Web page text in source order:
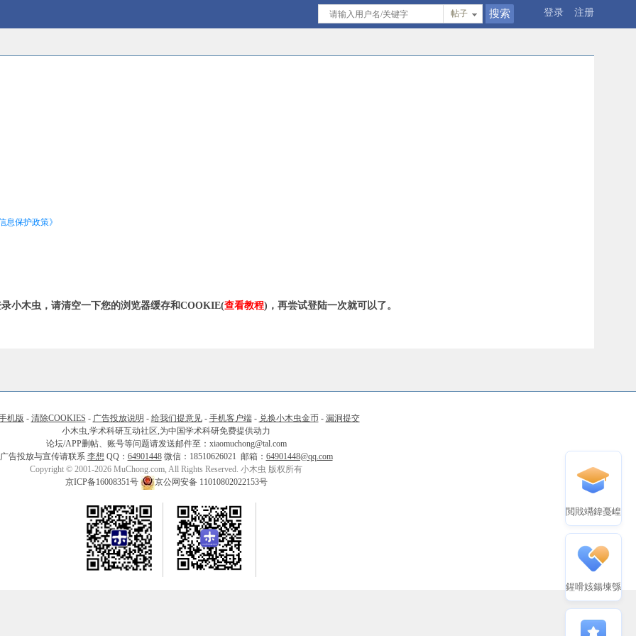
登录 注册
帖子
息保护政策》
小木虫，请清空一下您的浏览器缓存和COOKIE(查看教程)，再尝试登陆一次就可以了。
机版 - 清除COOKIES - 广告投放说明 - 给我们提意见- 手机客户端- 兑换小木虫金币 - 漏洞提交
小木虫,学术科研互动社区,为中国学术科研免费提供动力
论坛/APP删帖、账号等问题请发送邮件至：xiaomuchong@tal.com
广告投放与宣传请联系 李想 QQ： 64901448微信：18510626021 邮箱： 64901448@qq.com
Copyright © 2001-2026 MuChong.com, All Rights Reserved. 小木虫 版权所有
京ICP备16008351号
京公网安备 11010802022153号
閲戝竵鍏戞崲
鍟嗗姟鍚堜綔